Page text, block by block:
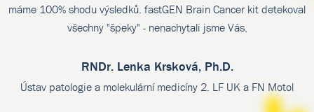
máme 100% shodu výsledků. fastGEN Brain Cancer kit detekoval
všechny "špeky" - nenachytali jsme Vás.
RNDr. Lenka Krsková, Ph.D.
Ústav patologie a molekulární medicíny 2. LF UK a FN Motol